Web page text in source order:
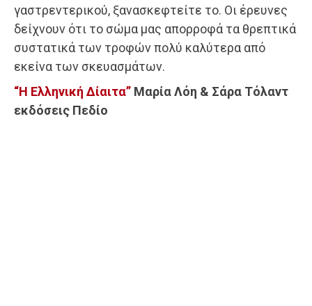
γαστρεντερικού, ξανασκεφτείτε το. Οι έρευνες
δείχνουν ότι το σώμα μας απορροφά τα θρεπτικά
συστατικά των τροφών πολύ καλύτερα από
εκείνα των σκευασμάτων.
“Η Ελληνική Δίαιτα” Μαρία Λόη & Σάρα Τόλαντ
εκδόσεις Πεδίο